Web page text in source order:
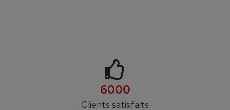
6000
Clients satisfaits